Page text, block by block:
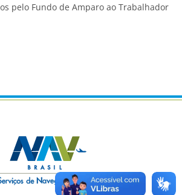
pelo Fundo de Amparo ao Trabalhador